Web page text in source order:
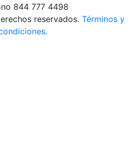
844 777 4498
reservados. Términos y